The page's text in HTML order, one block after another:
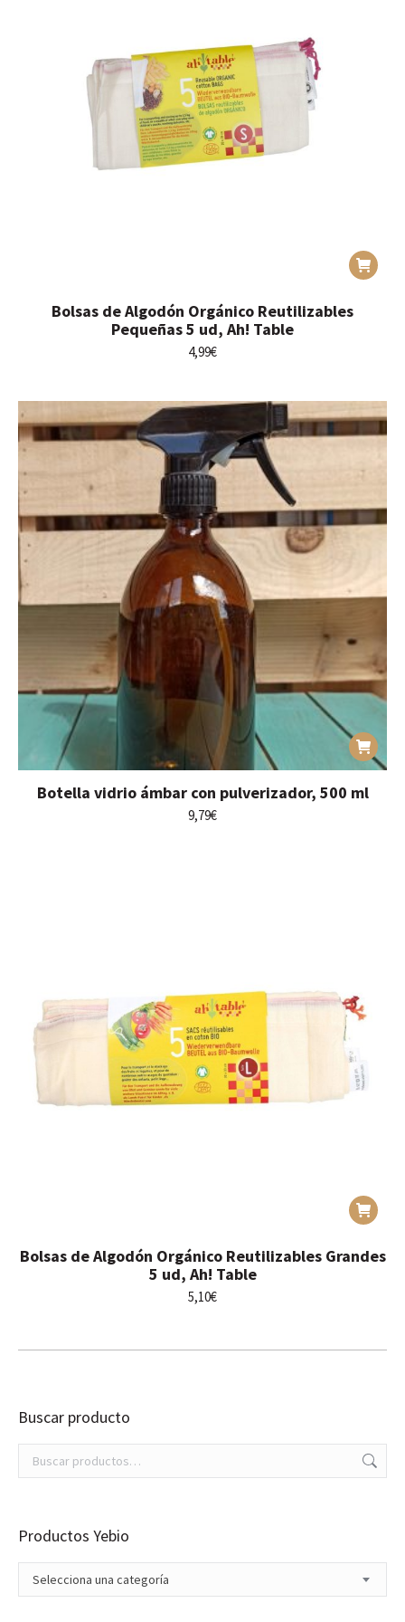
Bolsas de Algodón Orgánico Reutilizables
Pequeñas 5 ud, Ah! Table
4,99€
Botella vidrio ámbar con pulverizador, 500 ml
9,79€
Bolsas de Algodón Orgánico Reutilizables Grandes
5 ud, Ah! Table
5,10€
Buscar producto
Productos Yebio
Selecciona una categoría